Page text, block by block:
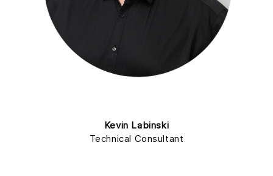
Kevin Labinski
Technical Consultant